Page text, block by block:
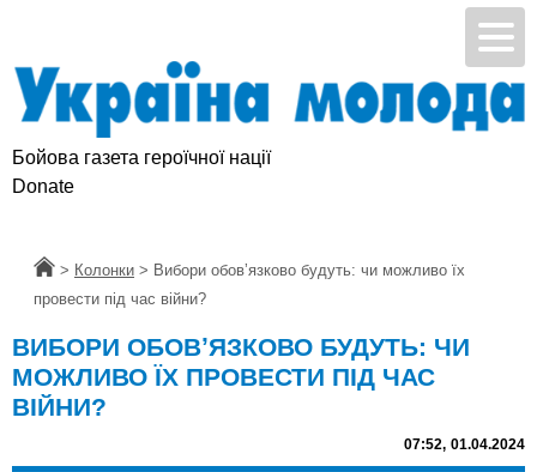
Бойова газета героїчної нації
Donate
Головна
> Колонки > Вибори обовʼязково будуть: чи можливо їх
провести під час війни?
ВИБОРИ ОБОВʼЯЗКОВО БУДУТЬ: ЧИ
МОЖЛИВО ЇХ ПРОВЕСТИ ПІД ЧАС
ВІЙНИ?
07:52, 01.04.2024